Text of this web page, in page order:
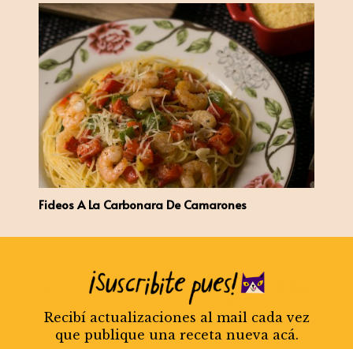
Fideos A La Carbonara De Camarones
Recibí actualizaciones al mail cada vez
que publique una receta nueva acá.